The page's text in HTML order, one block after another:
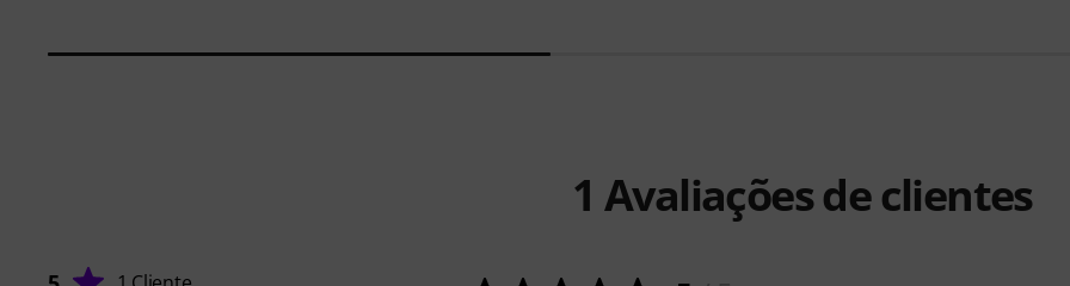
1 Avaliações de clientes